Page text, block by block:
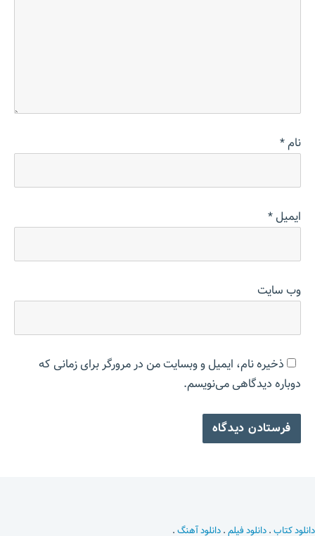
نام*
ایمیل*
وب‌ سایت
ذخیره نام، ایمیل و وبسایت من در مرورگر برای زمانی که
دوباره دیدگاهی می‌نویسم.
دانلود کتاب.دانلود فیلم.دانلود آهنگ.